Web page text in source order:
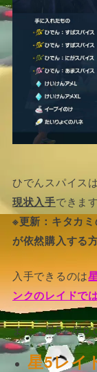
ひでんスパイスは
現状入手できます
※更新：キタカ
が依然購入する
入手できるのは
ンクのレイドで
また、星5と星6
星5レイ